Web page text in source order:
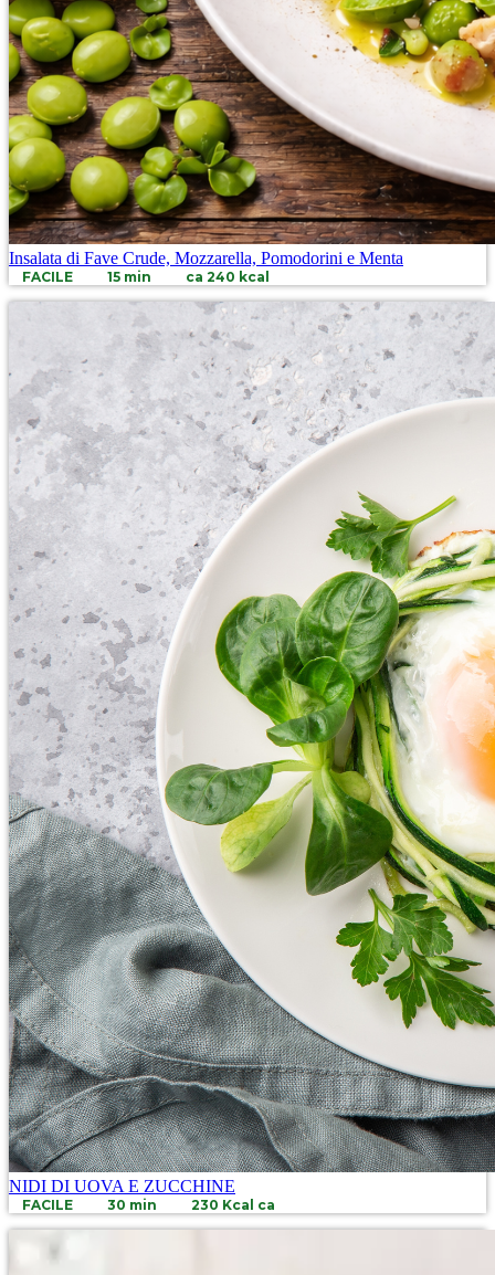
Insalata di Fave Crude, Mozzarella, Pomodorini e Menta
FACILE 15 min ca 240 kcal
NIDI DI UOVA E ZUCCHINE
FACILE 30 min 230 Kcal ca